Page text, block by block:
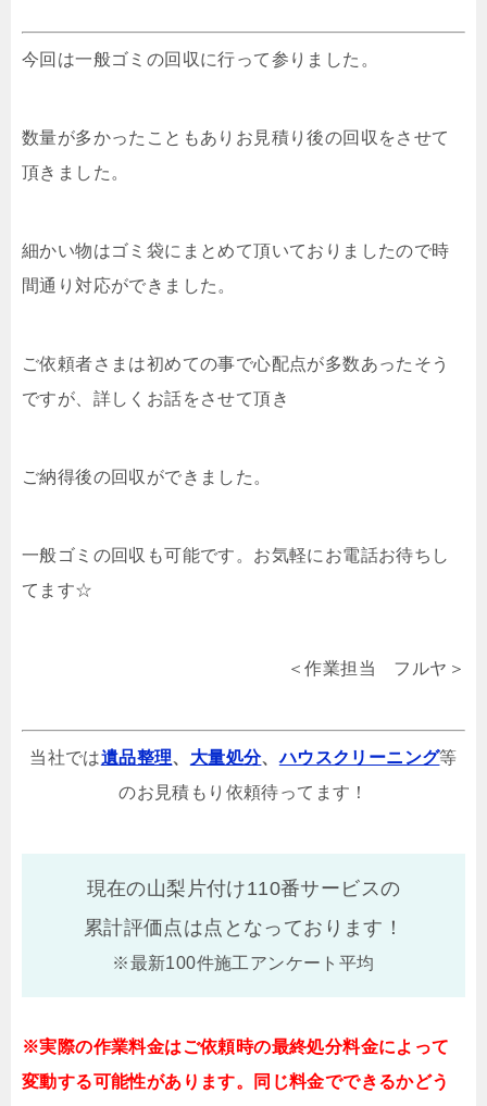
今回は一般ゴミの回収に行って参りました。
数量が多かったこともありお見積り後の回収をさせて
頂きました。
細かい物はゴミ袋にまとめて頂いておりましたので時
間通り対応ができました。
ご依頼者さまは初めての事で心配点が多数あったそう
ですが、詳しくお話をさせて頂き
ご納得後の回収ができました。
一般ゴミの回収も可能です。お気軽にお電話お待ちし
てます☆
＜作業担当 フルヤ＞
当社では遺品整理、 大量処分、ハウスクリーニング等
のお見積もり依頼待ってます！
現在の山梨片付け110番サービスの
累計評価点は点となっております！
※最新100件施工アンケート平均
※実際の作業料金はご依頼時の最終処分料金によって
変動する可能性があります。同じ料金でできるかどう